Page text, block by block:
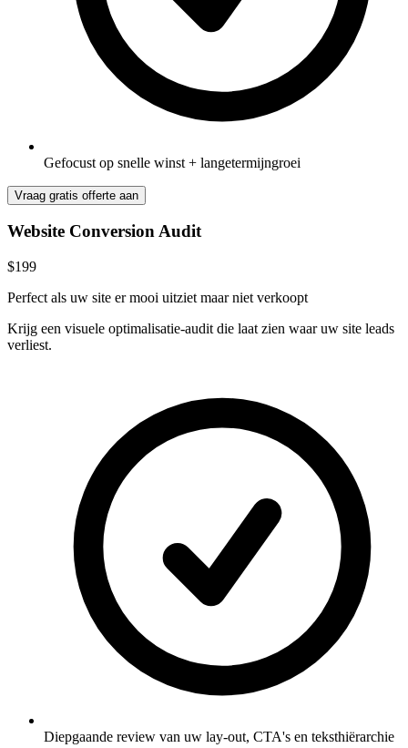
Gefocust op snelle winst + langetermijngroei
Vraag gratis offerte aan
Website Conversion Audit
$199
Perfect als uw site er mooi uitziet maar niet verkoopt
Krijg een visuele optimalisatie-audit die laat zien waar uw site leads
verliest.
Diepgaande review van uw lay-out, CTA's en teksthiërarchie